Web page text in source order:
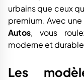
urbains que ceux
premium. Avec une
Autos, vous
moderne et
Les